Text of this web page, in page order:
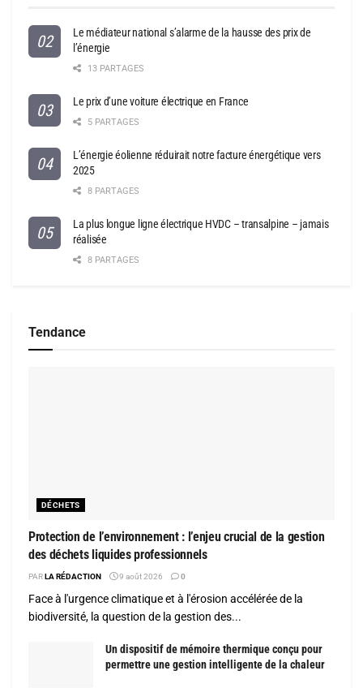
Le médiateur national s’alarme de la hausse des prix de
l’énergie
13 PARTAGES
Le prix d’une voiture électrique en France
5 PARTAGES
L’énergie éolienne réduirait notre facture énergétique vers
2025
8 PARTAGES
La plus longue ligne électrique HVDC – transalpine – jamais
réalisée
8 PARTAGES
Tendance
DÉCHETS
Protection de l’environnement : l’enjeu crucial de la gestion
des déchets liquides professionnels
PARLA RÉDACTION 9 août 2026 0
Face à l'urgence climatique et à l'érosion accélérée de la
biodiversité, la question de la gestion des...
Un dispositif de mémoire thermique conçu pour
permettre une gestion intelligente de la chaleur